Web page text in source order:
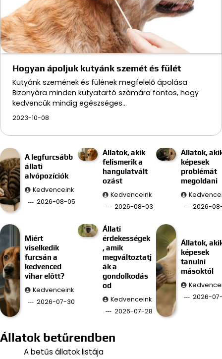
Hogyan ápoljuk kutyánk szemét és fülét
Kutyánk szemének és fülének megfelelő ápolása
Bizonyára minden kutyatartó számára fontos, hogy
kedvencük mindig egészséges…
2023-10-08
A legfurcsább
állati
alvópozíciók
Kedvenceink
2026-08-05
Állatok, akik
felismerik a
hangulatvált
ozást
Kedvenceink
2026-08-03
Állatok,
képesek
problémát
megoldani
2026-
Miért
viselkedik
furcsán a
kedvenced
vihar előtt?
Kedvenceink
2026-07-30
Állati
érdekességek
, amik
megváltoztatj
ák a
gondolkodás
od
Kedvenceink
2026-07-28
Állatok,
képesek
tanulni
másoktól
2026-
Állatok betűrendben
A betűs állatok listája